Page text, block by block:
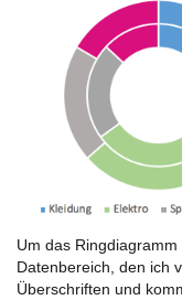
Um das
Datenbereich, den ich
Überschriften und